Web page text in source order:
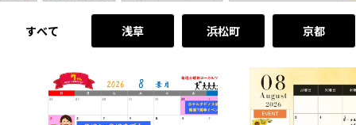
すべて 浅草 浜松町 京都